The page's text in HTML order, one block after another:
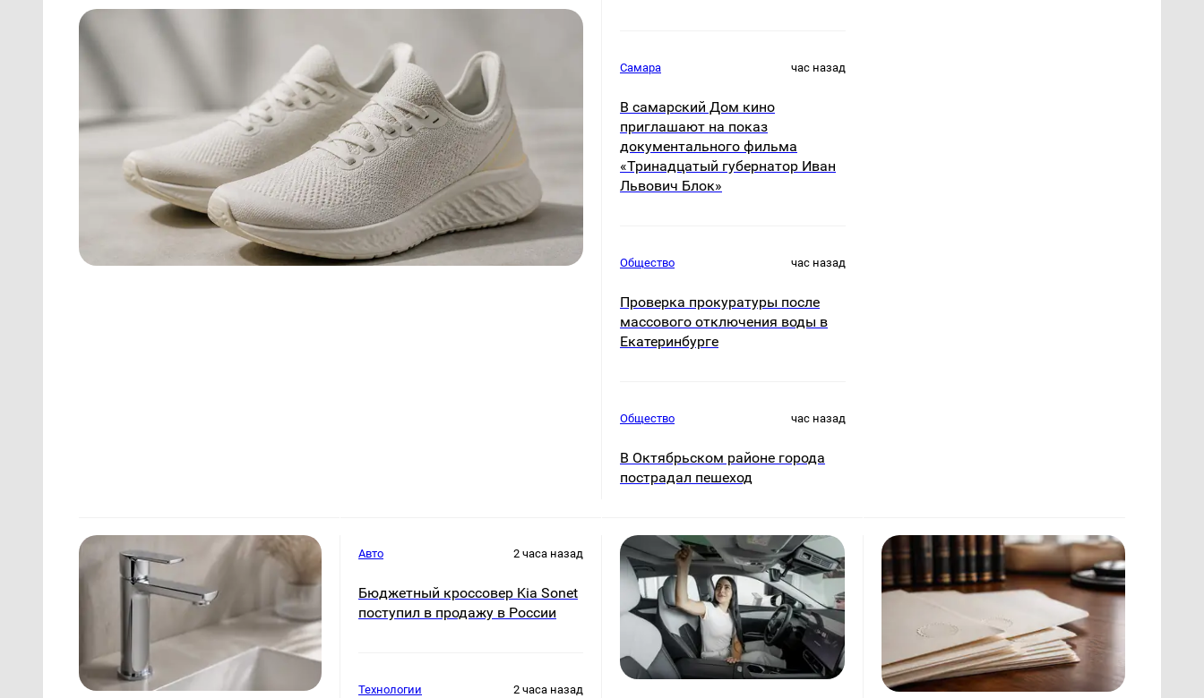
Самара час назад
В самарский Дом кино
приглашают на показ
документального фильма
«Тринадцатый губернатор Иван
Львович Блок»
Общество час назад
Проверка прокуратуры после
массового отключения воды в
Екатеринбурге
Общество час назад
В Октябрьском районе города
пострадал пешеход
Авто 2 часа назад
Бюджетный кроссовер Kia Sonet
поступил в продажу в России
Технологии 2 часа назад